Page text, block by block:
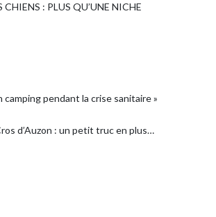
CHIENS : PLUS QU’UNE NICHE
camping pendant la crise sanitaire »
d’Auzon : un petit truc en plus…